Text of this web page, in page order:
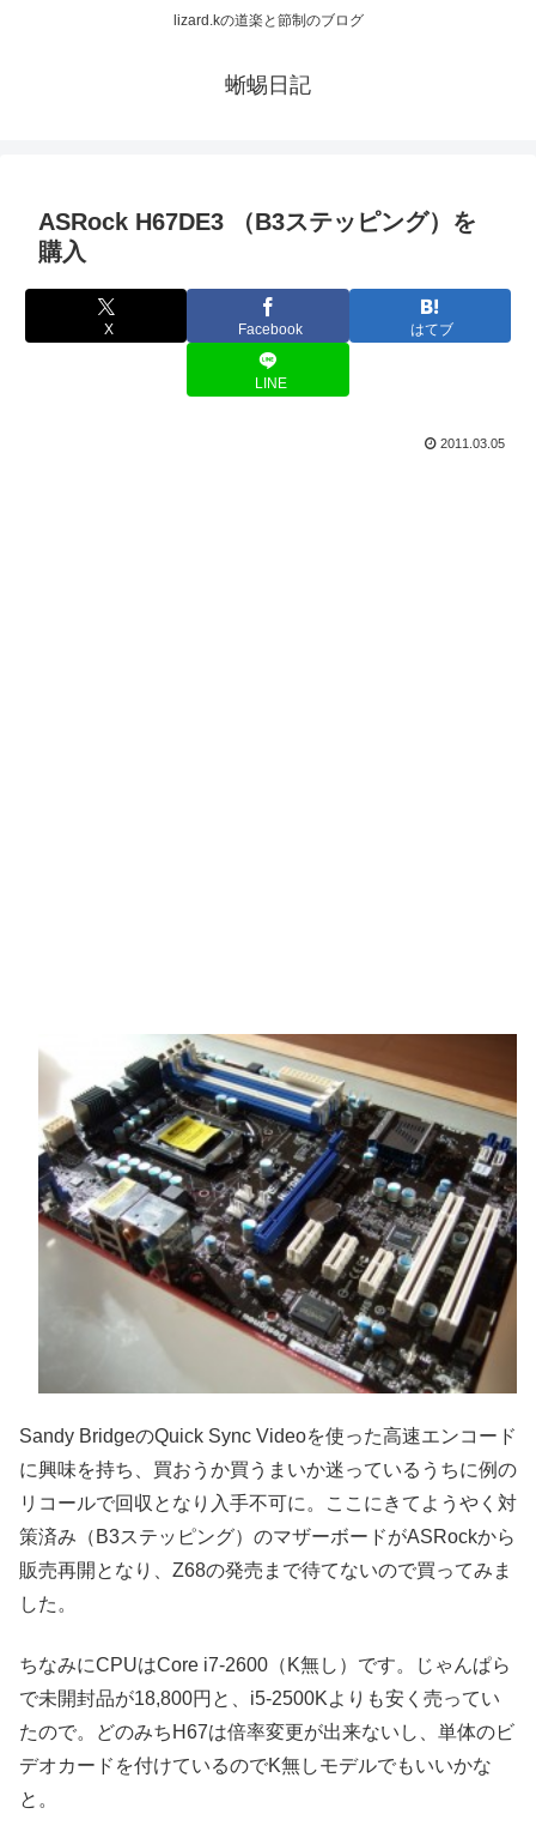
lizard.kの道楽と節制のブログ
蜥蜴日記
ASRock H67DE3 （B3ステッピング）を
購入
X Facebook はてブ
LINE
2011.03.05
Sandy BridgeのQuick Sync Videoを使った高速エンコード
に興味を持ち、買おうか買うまいか迷っているうちに例の
リコールで回収となり入手不可に。ここにきてようやく対
策済み（B3ステッピング）のマザーボードがASRockから
販売再開となり、Z68の発売まで待てないので買ってみま
した。
ちなみにCPUはCore i7-2600（K無し）です。じゃんぱら
で未開封品が18,800円と、i5-2500Kよりも安く売ってい
たので。どのみちH67は倍率変更が出来ないし、単体のビ
デオカードを付けているのでK無しモデルでもいいかな
と。